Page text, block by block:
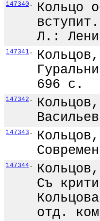
147340 .
Кольцо
Л.:
147341 .
696 с.
147342 .
147343 .
147344 .
Съ
отд.